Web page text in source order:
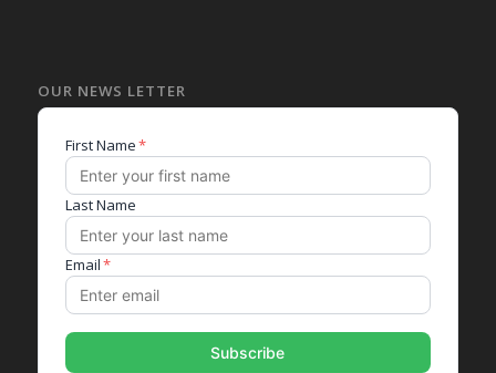
OUR NEWS LETTER